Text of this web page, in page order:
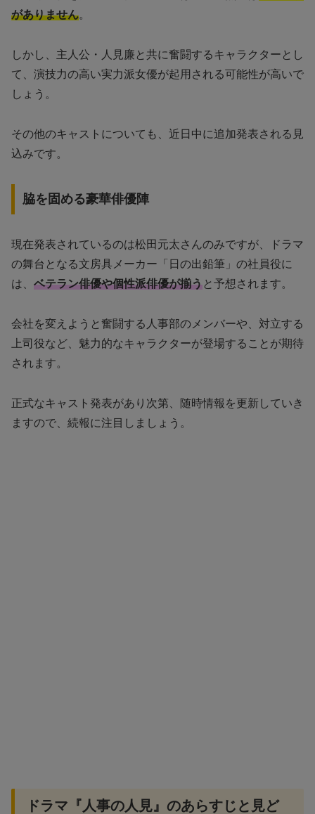
がありません。
しかし、主人公・人見廉と共に奮闘するキャラクターとし
て、演技力の高い実力派女優が起用される可能性が高いで
しょう。
その他のキャストについても、近日中に追加発表される見
込みです。
脇を固める豪華俳優陣
現在発表されているのは松田元太さんのみですが、ドラマ
の舞台となる文房具メーカー「日の出鉛筆」の社員役に
は、 ベテラン俳優や個性派俳優が揃うと予想されます。
会社を変えようと奮闘する人事部のメンバーや、対立する
上司役など、魅力的なキャラクターが登場することが期待
されます。
正式なキャスト発表があり次第、随時情報を更新していき
ますので、続報に注目しましょう。
ドラマ『人事の人見』のあらすじと見ど